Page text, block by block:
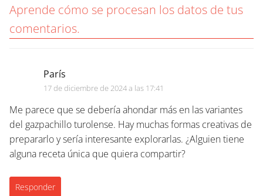
París
17 de diciembre de 2024 a las 17:41
Me parece que se debería ahondar más en las variantes
del gazpachillo turolense. Hay muchas formas creativas de
prepararlo y sería interesante explorarlas. ¿Alguien tiene
alguna receta única que quiera compartir?
Responder
Aprende cómo se procesan los datos de tus
comentarios.